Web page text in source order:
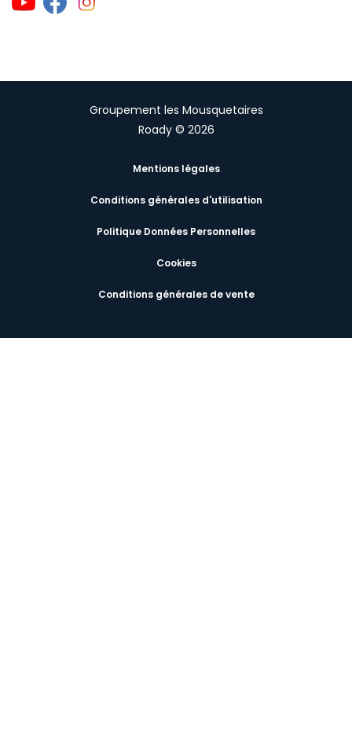
Groupement les Mousquetaires
Roady © 2026
Mentions légales
Conditions générales d'utilisation
Politique Données Personnelles
Cookies
Conditions générales de vente